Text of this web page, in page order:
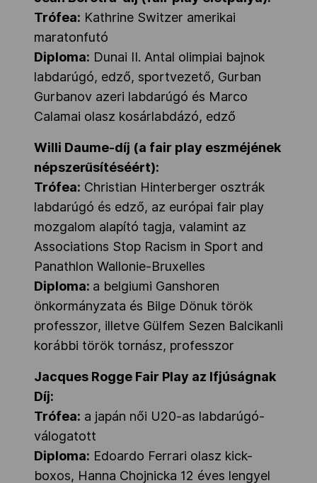
Trófea: Kathrine Switzer amerikai
maratonfutó
Diploma: Dunai II. Antal olimpiai bajnok
labdarúgó, edző, sportvezető, Gurban
Gurbanov azeri labdarúgó és Marco
Calamai olasz kosárlabdázó, edző
Willi Daume-díj (a fair play eszméjének
népszerűsítéséért):
Trófea: Christian Hinterberger osztrák
labdarúgó és edző, az európai fair play
mozgalom alapító tagja, valamint az
Associations Stop Racism in Sport and
Panathlon Wallonie-Bruxelles
Diploma: a belgiumi Ganshoren
önkormányzata és Bilge Dönuk török
professzor, illetve Gülfem Sezen Balcikanli
korábbi török tornász, professzor
Jacques Rogge Fair Play az Ifjúságnak
Díj:
Trófea: a japán női U20-as labdarúgó-
válogatott
Diploma: Edoardo Ferrari olasz kick-
boxos, Hanna Chojnicka 12 éves lengyel